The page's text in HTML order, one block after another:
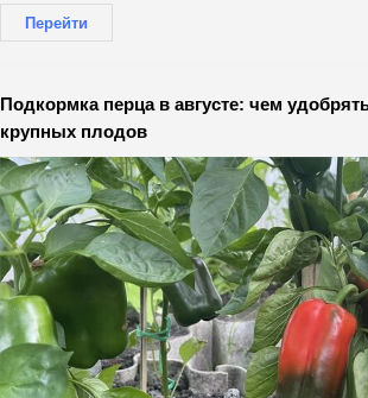
Перейти
Подкормка перца в августе: чем
крупных плодов